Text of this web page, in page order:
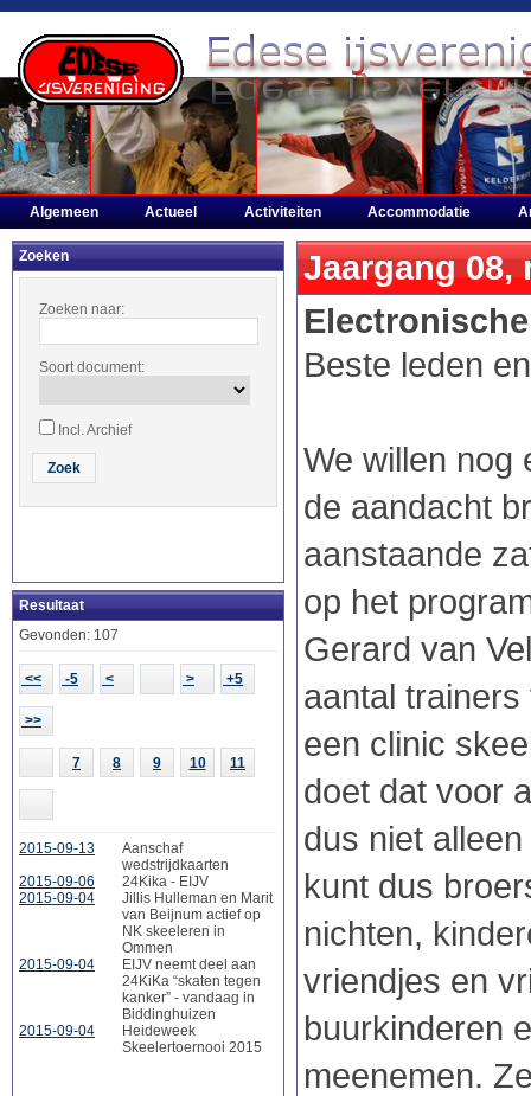
Algemeen Actueel Activiteiten Accommodatie
Zoeken
Zoeken naar:
Soort document:
Incl. Archief
Resultaat
Gevonden: 107
<< -5 < > +5
>>
7 8 9 10 11
2015-09-13
Aanschaf
wedstrijdkaarten
2015-09-06
24Kika - EIJV
2015-09-04
Jillis Hulleman en Marit
van Beijnum actief op
NK skeeleren in
Ommen
2015-09-04
EIJV neemt deel aan
24KiKa “skaten tegen
kanker” - vandaag in
Biddinghuizen
2015-09-04
Heideweek
Skeelertoernooi 2015
Jaargang 08,
Beste leden
We willen nog
de aandacht
aanstaande
op het
Gerard van
aantal
een clinic
doet dat voor
dus niet
kunt dus
nichten,
vriendjes en
buurkinderen
meenemen.